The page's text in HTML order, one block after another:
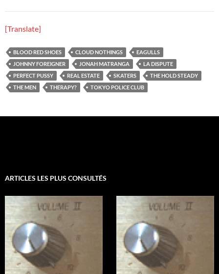
[Translate]
BLOOD RED SHOES CLOUD NOTHINGS
EAGULLS
JOHNNY FOREIGNER
JONAH MATRANGA
LA DISPUTE
PERFECT PUSSY
REAL ESTATE SKATERS
THE HOLD STEADY
THE MEN
THERAPY? TOKYO POLICE CLUB
ARTICLES LES PLUS CONSULTÉS